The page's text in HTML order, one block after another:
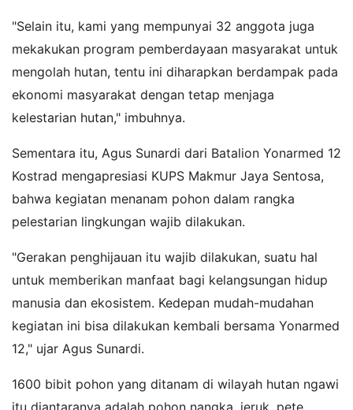
"Selain itu, kami yang mempunyai 32 anggota juga
mekakukan program pemberdayaan masyarakat untuk
mengolah hutan, tentu ini diharapkan berdampak pada
ekonomi masyarakat dengan tetap menjaga
kelestarian hutan," imbuhnya.
Sementara itu, Agus Sunardi dari Batalion Yonarmed 12
Kostrad mengapresiasi KUPS Makmur Jaya Sentosa,
bahwa kegiatan menanam pohon dalam rangka
pelestarian lingkungan wajib dilakukan.
"Gerakan penghijauan itu wajib dilakukan, suatu hal
untuk memberikan manfaat bagi kelangsungan hidup
manusia dan ekosistem. Kedepan mudah-mudahan
kegiatan ini bisa dilakukan kembali bersama Yonarmed
12," ujar Agus Sunardi.
1600 bibit pohon yang ditanam di wilayah hutan ngawi